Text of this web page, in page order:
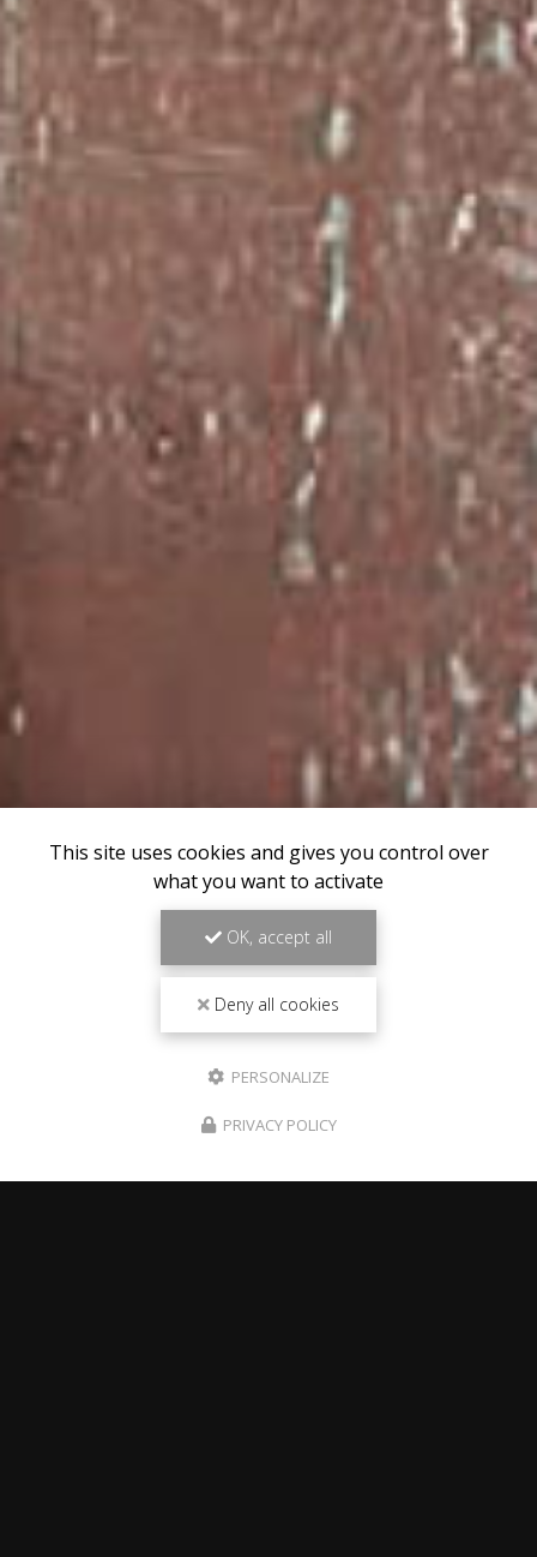
This site uses cookies and gives you control over
what you want to activate
OK, accept all
Deny all cookies
PERSONALIZE
PRIVACY POLICY